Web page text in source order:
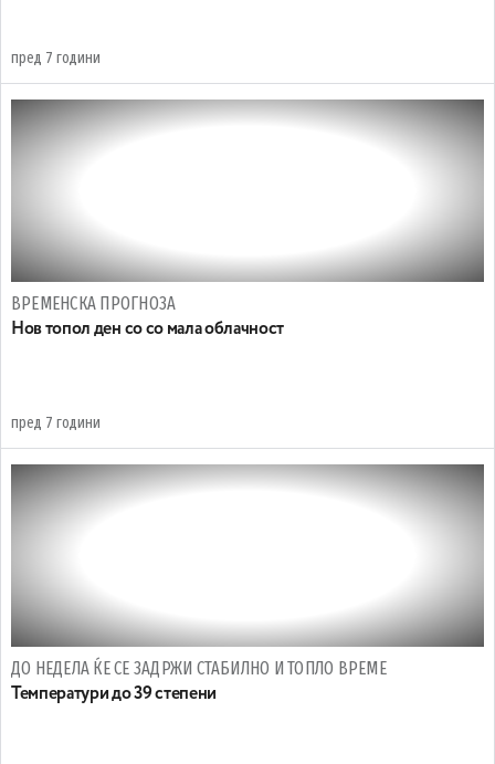
пред 7 години
ВРЕМЕНСКА ПРОГНОЗА
Нов топол ден со со мала облачност
пред 7 години
ДО НЕДЕЛА ЌЕ СЕ ЗАДРЖИ СТАБИЛНО И ТОПЛО ВРЕМЕ
Температури до 39 степени